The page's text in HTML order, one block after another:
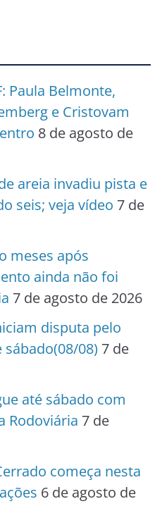
Paula Belmonte,
e Cristovam
8 de agosto de
areia invadiu pista e
seis; veja vídeo 7 de
meses após
ainda não foi
7 de agosto de 2026
disputa pelo
sábado(08/08) 7 de
até sábado com
Rodoviária 7 de
começa nesta
6 de agosto de